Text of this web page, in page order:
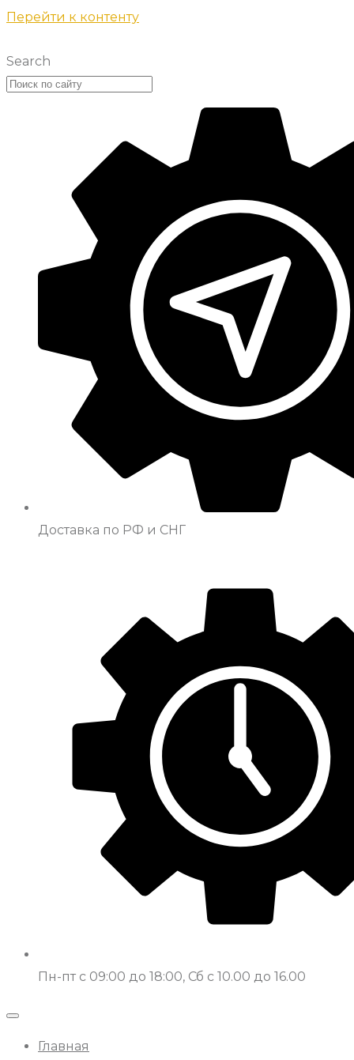
Перейти к контенту
Search
Доставка по РФ и СНГ
Пн-пт с 09:00 до 18:00, Сб с 10.00 до 16.00
Главная